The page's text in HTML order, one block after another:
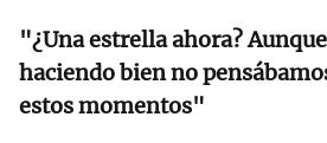
"¿Una estrella ahora?
haciendo bien no
estos momentos"